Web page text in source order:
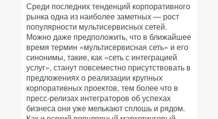
Среди последних тенденций корпоративного
рынка одна из наиболее заметных — рост
популярности мультисервисных сетей.
Можно даже предположить, что в ближайшее
время термин «мультисервисная сеть» и его
синонимы, такие, как «сеть с интеграцией
услуг», станут повсеместно присутствовать в
предложениях о реализации крупных
корпоративных проектов, тем более что в
пресс-релизах интеграторов об успехах
бизнеса они уже мелькают сплошь и рядом.